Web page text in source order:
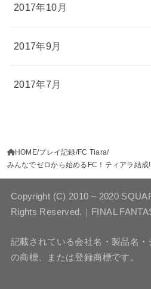
2017年10月
2017年9月
2017年7月
HOME プレイ記録 FC Tiara
みんなでゼロから始めるFC！ティアラ結成
Copyright (C) 2010 – 2020
Rights Reserved.｜FINAL
記載されている会社名・製品名
の商標、または登録商標です。